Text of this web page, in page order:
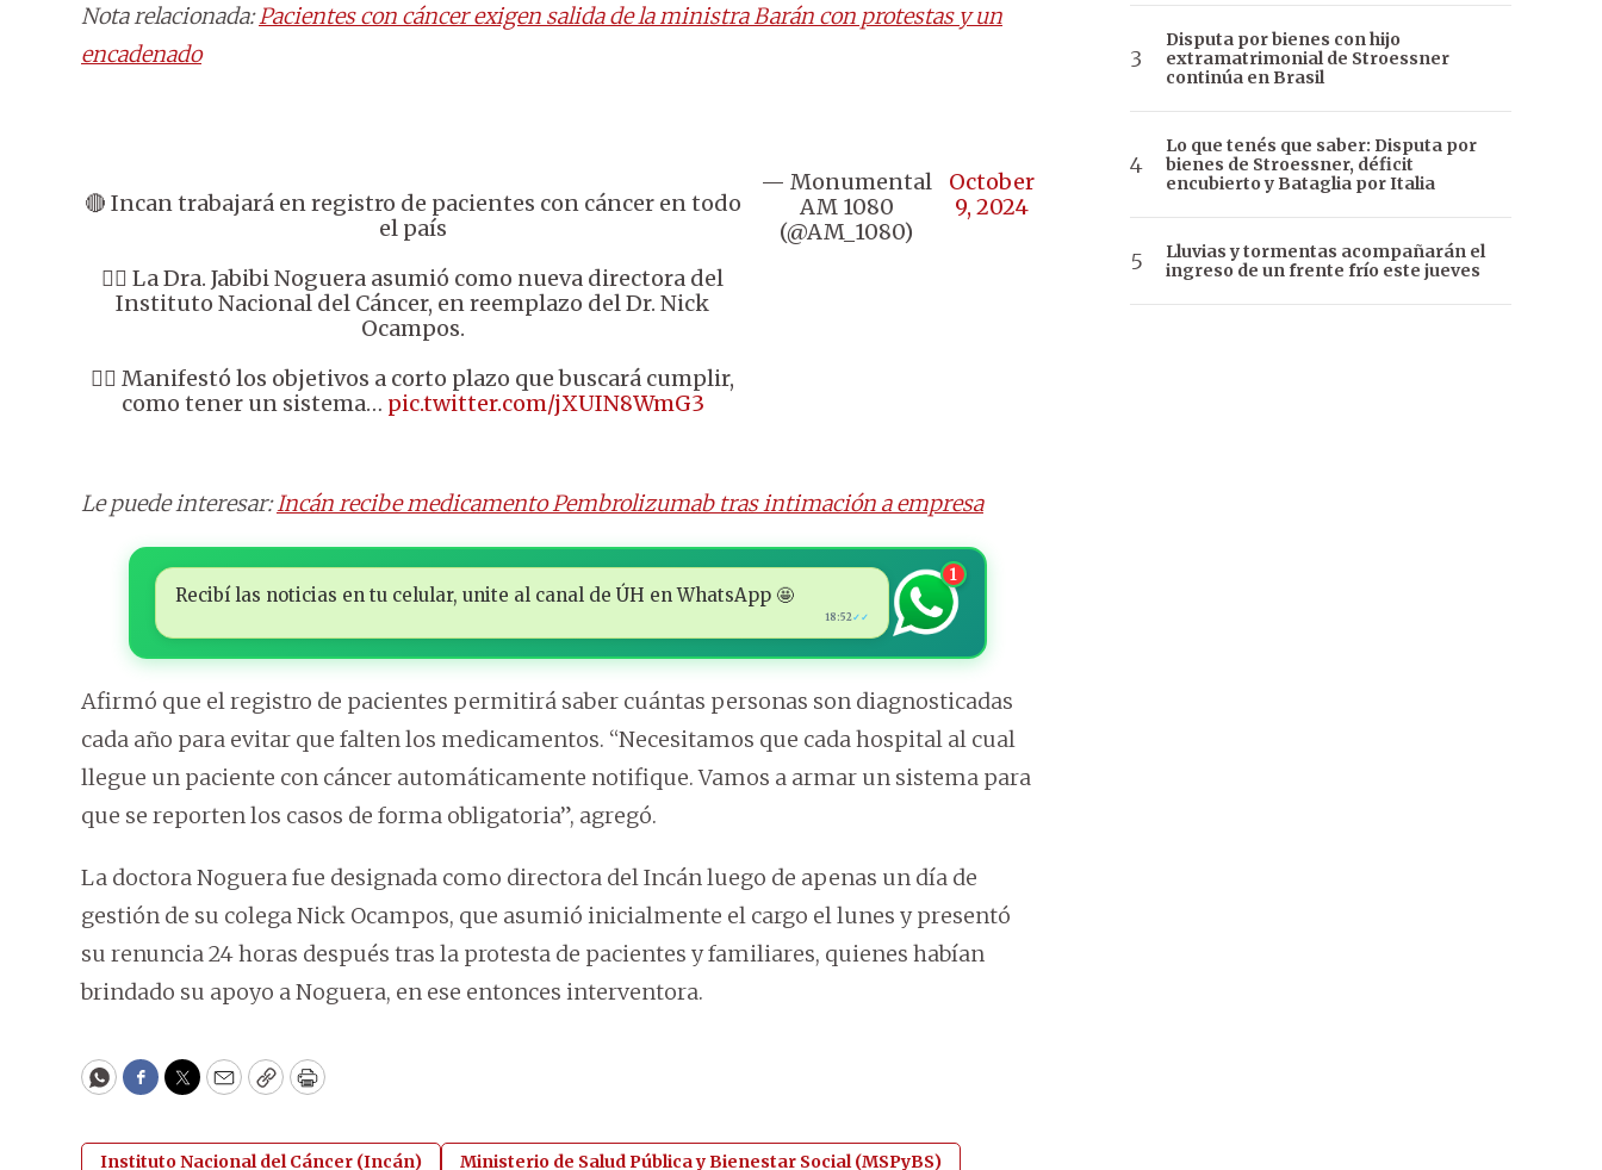
Nota relacionada:Pacientes con cáncer exigen salida de la ministra Barán con protestas y un
encadenado
🔴 Incan trabajará en registro de pacientes con cáncer en todo
el país
👉🏼 La Dra. Jabibi Noguera asumió como nueva directora del
Instituto Nacional del Cáncer, en reemplazo del Dr. Nick
Ocampos.
👉🏼 Manifestó los objetivos a corto plazo que buscará cumplir,
como tener un sistema… pic.twitter.com/jXUIN8WmG3
— Monumental
AM 1080
(@AM_1080)
October
9, 2024
Le puede interesar:Incán recibe medicamento Pembrolizumab tras intimación a empresa
Recibí las noticias en tu celular, unite al canal de ÚH en WhatsApp 🤩
18:52✓✓
1
Afirmó que el registro de pacientes permitirá saber cuántas personas son diagnosticadas
cada año para evitar que falten los medicamentos. “Necesitamos que cada hospital al cual
llegue un paciente con cáncer automáticamente notifique. Vamos a armar un sistema para
que se reporten los casos de forma obligatoria”, agregó.
La doctora Noguera fue designada como directora del Incán luego de apenas un día de
gestión de su colega Nick Ocampos, que asumió inicialmente el cargo el lunes y presentó
su renuncia 24 horas después tras la protesta de pacientes y familiares, quienes habían
brindado su apoyo a Noguera, en ese entonces interventora.
WhatsApp
Facebook
Twitter
EmailCopyPrint
Instituto Nacional del Cáncer (Incán) Ministerio de Salud Pública y Bienestar Social (MSPyBS)
Disputa por bienes con hijo
extramatrimonial de Stroessner
continúa en Brasil
Lo que tenés que saber: Disputa por
bienes de Stroessner, déficit
encubierto y Bataglia por Italia
Lluvias y tormentas acompañarán el
ingreso de un frente frío este jueves